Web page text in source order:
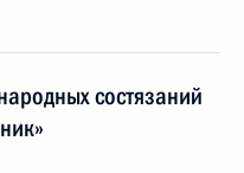
состязаний